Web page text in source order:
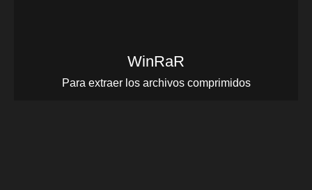
WinRaR
Para extraer los archivos comprimidos